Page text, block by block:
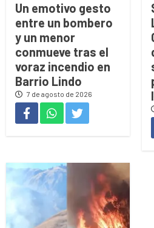
Un emotivo gesto
entre un bombero
y un menor
conmueve tras el
voraz incendio en
Barrio Lindo
7 de agosto de 2026